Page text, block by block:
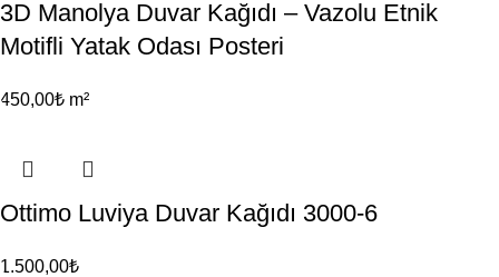
3D Manolya Duvar Kağıdı – Vazolu Etnik
Motifli Yatak Odası Posteri
450,00₺ m²
Ottimo Luviya Duvar Kağıdı 3000-6
1.500,00₺